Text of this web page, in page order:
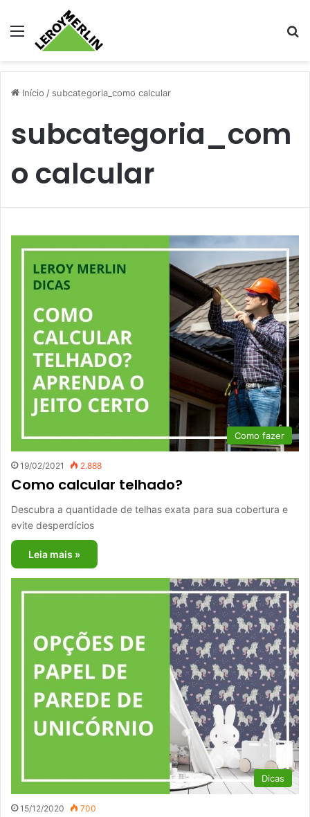
Menu
Início / subcategoria_como calcular
subcategoria_com
o calcular
Como fazer
19/02/2021 2.888
Como calcular telhado?
Descubra a quantidade de telhas exata para sua cobertura e
evite desperdícios
Leia mais »
Dicas
15/12/2020 700